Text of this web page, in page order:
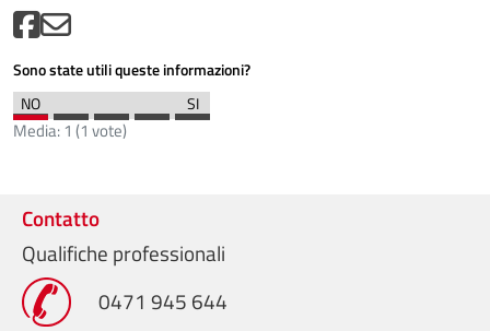
Sono state utili queste informazioni?
Media:1 (1 vote)
Contatto
Qualifiche professionali
0471 945 644